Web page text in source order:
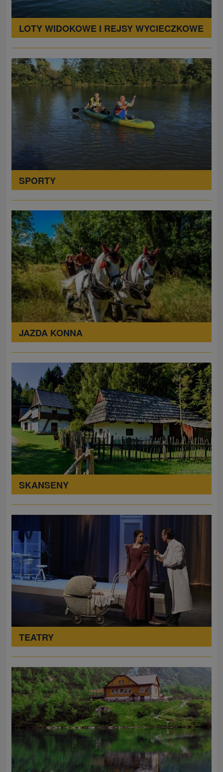
LOTY WIDOKOWE I REJSY WYCIECZKOWE
SPORTY
JAZDA KONNA
SKANSENY
TEATRY